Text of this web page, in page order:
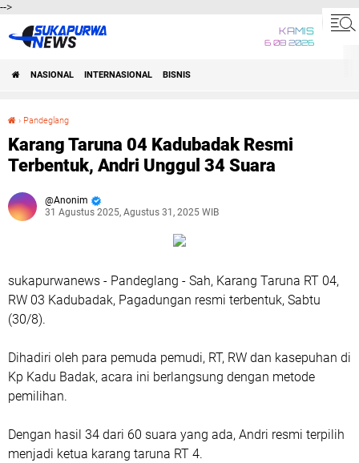
-->
KAMIS
6 08 2026
NASIONAL INTERNASIONAL BISNIS
› Pandeglang
Karang Taruna 04 Kadubadak Resmi
Terbentuk, Andri Unggul 34 Suara
Anonim
31 Agustus 2025, Agustus 31, 2025 WIB
sukapurwanews - Pandeglang - Sah, Karang Taruna RT 04,
RW 03 Kadubadak, Pagadungan resmi terbentuk, Sabtu
(30/8).
Dihadiri oleh para pemuda pemudi, RT, RW dan kasepuhan di
Kp Kadu Badak, acara ini berlangsung dengan metode
pemilihan.
Dengan hasil 34 dari 60 suara yang ada, Andri resmi terpilih
menjadi ketua karang taruna RT 4.